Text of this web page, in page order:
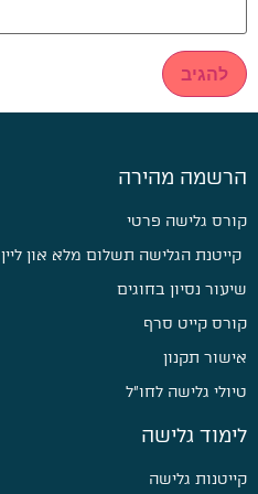
הרשמה מהירה
קורס גלישה פרטי
קייטנת הגלישה תשלום מלא און ליין
שיעור נסיון בחוגים
קורס קייט סרף
אישור תקנון
טיולי גלישה לחו״ל
לימוד גלישה
קייטנות גלישה